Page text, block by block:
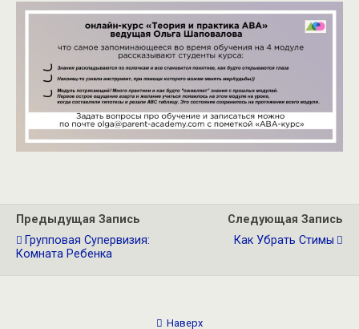
Предыдущая Запись
Групповая Супервизия:
Комната Ребенка
Следующая Запись
Как Убрать Стимы
Наверх